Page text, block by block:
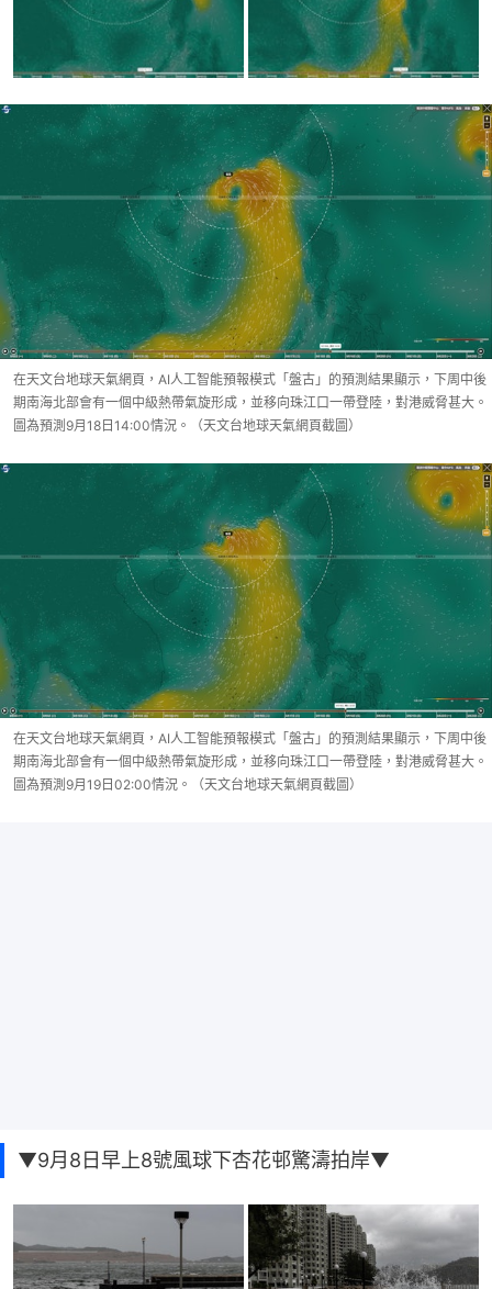
在天文台地球天氣網頁，AI人工智能預報模式「盤古」的預測結果顯示，下周中後
期南海北部會有一個中級熱帶氣旋形成，並移向珠江口一帶登陸，對港威脅甚大。
圖為預測9月18日14:00情況。（天文台地球天氣網頁截圖）
在天文台地球天氣網頁，AI人工智能預報模式「盤古」的預測結果顯示，下周中後
期南海北部會有一個中級熱帶氣旋形成，並移向珠江口一帶登陸，對港威脅甚大。
圖為預測9月19日02:00情況。（天文台地球天氣網頁截圖）
▼9月8日早上8號風球下杏花邨驚濤拍岸▼